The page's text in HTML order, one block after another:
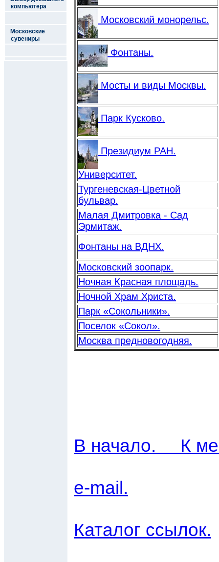
компьютера
Московские
сувениры
Московский монорельс.
Фонтаны.
Мосты и виды Москвы.
Парк Кусково.
Президиум РАН.
Университет.
Тургеневская-Цветной
бульвар.
Малая Дмитровка - Сад
Эрмитаж.
Фонтаны на ВДНХ.
Московский зоопарк.
Ночная Красная площадь.
Ночной Храм Христа.
Парк «Сокольники».
Поселок «Сокол».
Москва предновогодняя.
В начало. К
e-mail.
Каталог ссылок.